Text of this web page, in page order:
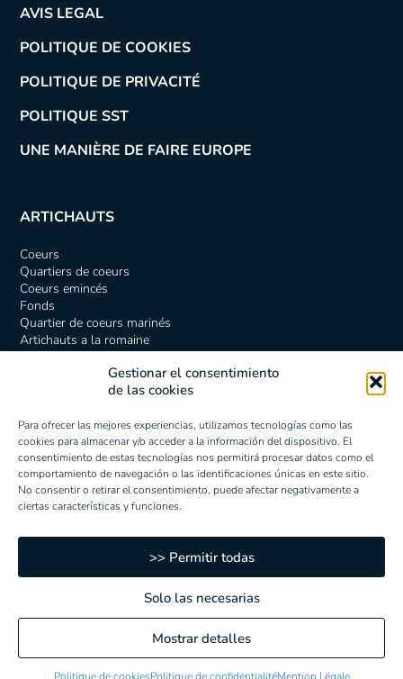
Gestionar el consentimiento
de las cookies
Para ofrecer las mejores experiencias, utilizamos tecnologías como las
cookies para almacenar y/o acceder a la información del dispositivo. El
consentimiento de estas tecnologías nos permitirá procesar datos como el
comportamiento de navegación o las identificaciones únicas en este sitio.
No consentir o retirar el consentimiento, puede afectar negativamente a
ciertas características y funciones.
>> Permitir todas
Solo las necesarias
Mostrar detalles
AVIS LEGAL
POLITIQUE DE COOKIES
POLITIQUE DE PRIVACITÉ
POLITIQUE SST
UNE MANIÈRE DE FAIRE EUROPE
ARTICHAUTS
Coeurs
Quartiers de coeurs
Coeurs emincés
Fonds
Quartier de coeurs marinés
Artichauts a la romaine
ARTICHAUTS BRAISÉS
Coeurs
Moitiés
Quartiers de coeurs
En lanières